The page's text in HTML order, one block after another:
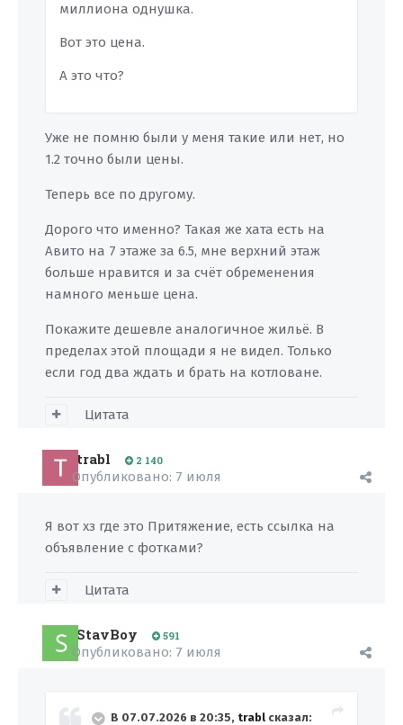
миллиона однушка.
Вот это цена.
А это что?
Уже не помню были у меня такие или нет, но
1.2 точно были цены.
Теперь все по другому.
Дорого что именно? Такая же хата есть на
Авито на 7 этаже за 6.5, мне верхний этаж
больше нравится и за счёт обременения
намного меньше цена.
Покажите дешевле аналогичное жильё. В
пределах этой площади я не видел. Только
если год два ждать и брать на котловане.
Цитата
trabl 2 140
Опубликовано: 7 июля
Я вот хз где это Притяжение, есть ссылка на
объявление с фотками?
Цитата
StavBoy 591
Опубликовано: 7 июля
В 07.07.2026 в 20:35, trabl сказал: